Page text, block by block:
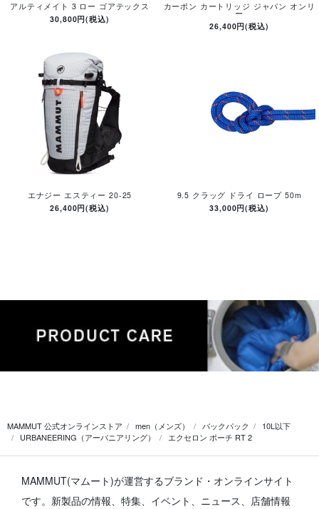
アルティメイト 3 ロー ゴアテックス
30,800円(税込)
カーボン カートリッジ ジャパン オンリ
ー
26,400円(税込)
エナジー エスティー 20-25
26,400円(税込)
9.5 クラッグ ドライ ロープ 50m
33,000円(税込)
MAMMUT 公式オンラインストア men（メンズ） バックパック
10L以下
URBANEERING（アーバニアリング）
エクセロン ポーチ RT 2
MAMMUT(マムート)が運営するブランド・オンラインサイト
です。 新製品の情報、特集、イベント、ニュース、店舗情報